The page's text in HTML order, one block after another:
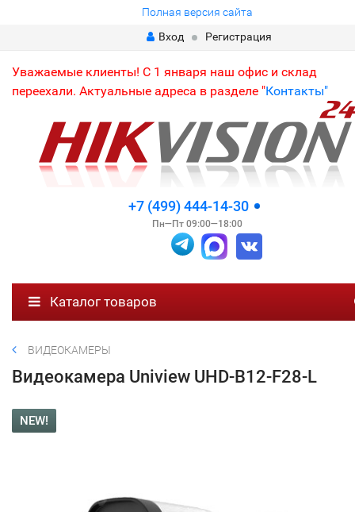
Полная версия сайта
Вход
Регистрация
Уважаемые клиенты! С 1 января наш офис и склад
переехали. Актуальные адреса в разделе "Контакты"
+7 (499) 444-14-30
Пн—Пт 09:00—18:00
Каталог товаров
ВИДЕОКАМЕРЫ
Видеокамера Uniview UHD-B12-F28-L
NEW!